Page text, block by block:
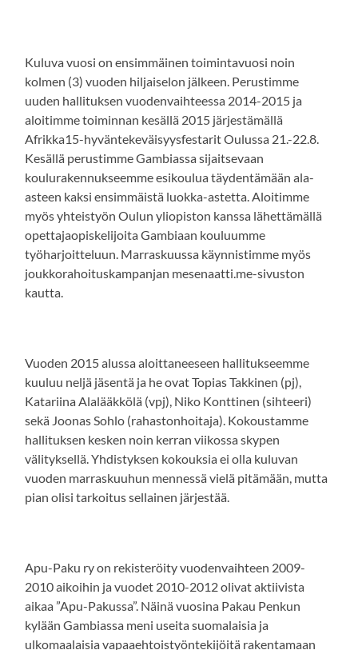
Kuluva vuosi on ensimmäinen toimintavuosi noin
kolmen (3) vuoden hiljaiselon jälkeen. Perustimme
uuden hallituksen vuodenvaihteessa 2014-2015 ja
aloitimme toiminnan kesällä 2015 järjestämällä
Afrikka15-hyväntekeväisyysfestarit Oulussa 21.-22.8.
Kesällä perustimme Gambiassa sijaitsevaan
koulurakennukseemme esikoulua täydentämään ala-
asteen kaksi ensimmäistä luokka-astetta. Aloitimme
myös yhteistyön Oulun yliopiston kanssa lähettämällä
opettajaopiskelijoita Gambiaan kouluumme
työharjoitteluun. Marraskuussa käynnistimme myös
joukkorahoituskampanjan mesenaatti.me-sivuston
kautta.
Vuoden 2015 alussa aloittaneeseen hallitukseemme
kuuluu neljä jäsentä ja he ovat Topias Takkinen (pj),
Katariina Alalääkkölä (vpj), Niko Konttinen (sihteeri)
sekä Joonas Sohlo (rahastonhoitaja). Kokoustamme
hallituksen kesken noin kerran viikossa skypen
välityksellä. Yhdistyksen kokouksia ei olla kuluvan
vuoden marraskuuhun mennessä vielä pitämään, mutta
pian olisi tarkoitus sellainen järjestää.
Apu-Paku ry on rekisteröity vuodenvaihteen 2009-
2010 aikoihin ja vuodet 2010-2012 olivat aktiivista
aikaa ”Apu-Pakussa”. Näinä vuosina Pakau Penkun
kylään Gambiassa meni useita suomalaisia ja
ulkomaalaisia vapaaehtoistyöntekijöitä rakentamaan